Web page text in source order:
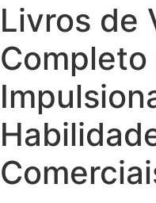
Livros de
Completo